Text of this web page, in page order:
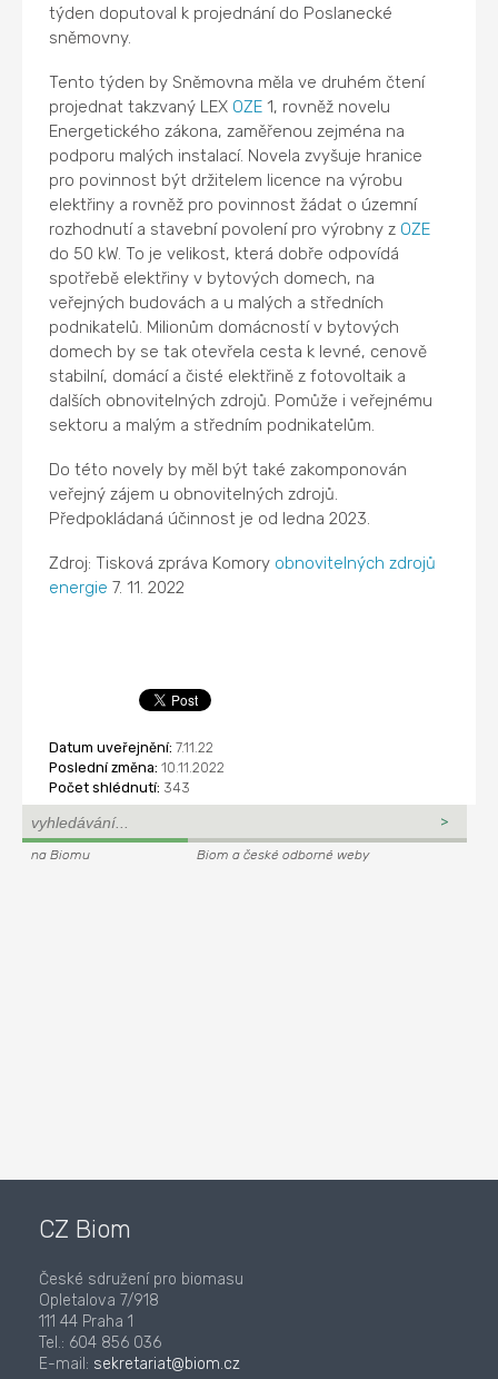
týden doputoval k projednání do Poslanecké
sněmovny.
Tento týden by Sněmovna měla ve druhém čtení
projednat takzvaný LEX OZE 1, rovněž novelu
Energetického zákona, zaměřenou zejména na
podporu malých instalací. Novela zvyšuje hranice
pro povinnost být držitelem licence na výrobu
elektřiny a rovněž pro povinnost žádat o územní
rozhodnutí a stavební povolení pro výrobny z OZE
do 50 kW. To je velikost, která dobře odpovídá
spotřebě elektřiny v bytových domech, na
veřejných budovách a u malých a středních
podnikatelů. Milionům domácností v bytových
domech by se tak otevřela cesta k levné, cenově
stabilní, domácí a čisté elektřině z fotovoltaik a
dalších obnovitelných zdrojů. Pomůže i veřejnému
sektoru a malým a středním podnikatelům.
Do této novely by měl být také zakomponován
veřejný zájem u obnovitelných zdrojů.
Předpokládaná účinnost je od ledna 2023.
Zdroj: Tisková zpráva Komory obnovitelných zdrojů
energie 7. 11. 2022
Datum uveřejnění: 7.11.22
Poslední změna: 10.11.2022
Počet shlédnutí: 343
na Biomu Biom a české odborné weby
CZ Biom
České sdružení pro biomasu
Opletalova 7/918
111 44 Praha 1
Tel.: 604 856 036
E-mail: sekretariat@biom.cz